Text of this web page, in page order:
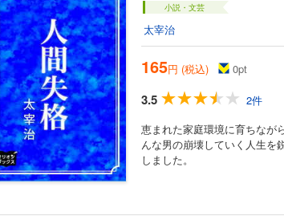
小説・文芸
太宰治
165円 (税込) 0pt
3.5
2件
恵まれた家庭環境に育ちなが
んな男の崩壊していく人生を
しました。